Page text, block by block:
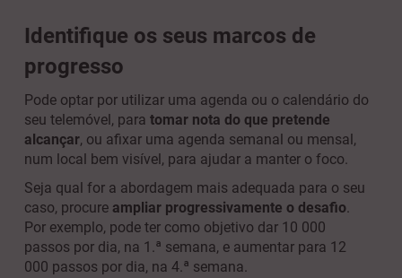
Identifique os seus marcos de
progresso
Pode optar por utilizar uma agenda ou o calendário do
seu telemóvel, para tomar nota do que pretende
alcançar, ou afixar uma agenda semanal ou mensal,
num local bem visível, para ajudar a manter o foco.
Seja qual for a abordagem mais adequada para o seu
caso, procure ampliar progressivamente o desafio.
Por exemplo, pode ter como objetivo dar 10 000
passos por dia, na 1.ª semana, e aumentar para 12
000 passos por dia, na 4.ª semana.